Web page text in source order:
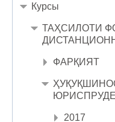
Курсы
ТАҲСИЛОТИ
ФАРҚИЯТ
2017